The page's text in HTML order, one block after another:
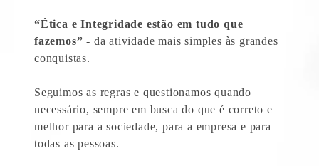
“Ética e Integridade estão em tudo que
fazemos” - da atividade mais simples às grandes
conquistas.
Seguimos as regras e questionamos quando
necessário, sempre em busca do que é correto e
melhor para a sociedade, para a empresa e para
todas as pessoas.